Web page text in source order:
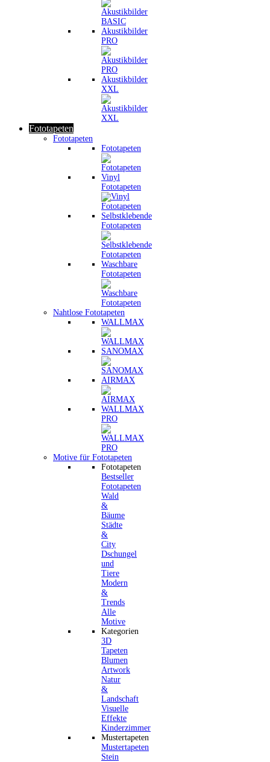
Akustikbilder
PRO
Akustikbilder
XXL
Fototapeten
Fototapeten
Fototapeten
Vinyl
Fototapeten
Selbstklebende
Fototapeten
Waschbare
Fototapeten
Nahtlose Fototapeten
WALLMAX
SANOMAX
AIRMAX
WALLMAX
PRO
Motive für Fototapeten
Fototapeten
Bestseller
Fototapeten
Wald
&
Bäume
Städte
&
City
Dschungel
und
Tiere
Modern
&
Trends
Alle
Motive
Kategorien
3D
Tapeten
Blumen
Artwork
Natur
&
Landschaft
Visuelle
Effekte
Kinderzimmer
Mustertapeten
Mustertapeten
Stein